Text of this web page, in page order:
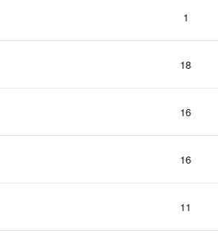
1
18
16
16
11